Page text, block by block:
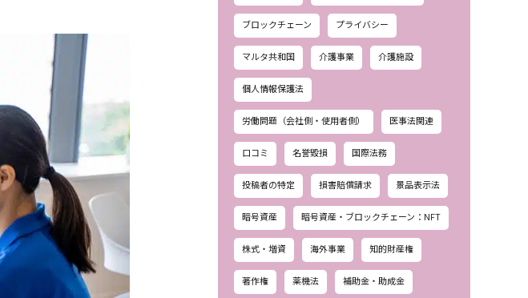
ブロックチェーン プライバシー
マルタ共和国 介護事業 介護施設
個人情報保護法
労働問題（会社側・使用者側） 医事法関連
口コミ 名誉毀損 国際法務
投稿者の特定 損害賠償請求 景品表示法
暗号資産 暗号資産・ブロックチェーン：NFT
株式・増資 海外事業 知的財産権
著作権 薬機法 補助金・助成金